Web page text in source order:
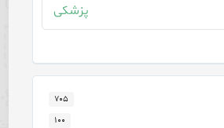
پزشکی
۷۰۵
۱۰۰